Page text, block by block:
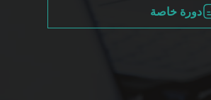
دورة خاصة